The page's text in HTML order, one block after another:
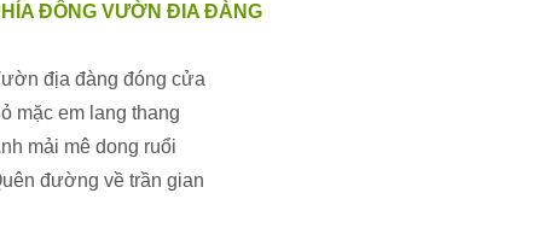
ĐÔNG VƯỜN ĐIA ĐÀNG
địa đàng đóng cửa
mặc em lang thang
mải mê dong ruổi
đường về trần gian